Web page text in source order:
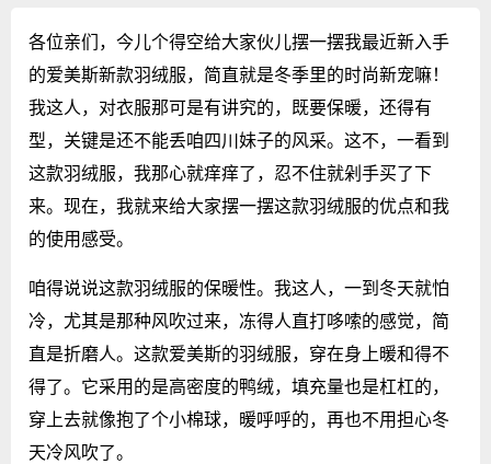
各位亲们，今儿个得空给大家伙儿摆一摆我最近新入手
的爱美斯新款羽绒服，简直就是冬季里的时尚新宠嘛！
我这人，对衣服那可是有讲究的，既要保暖，还得有
型，关键是还不能丢咱四川妹子的风采。这不，一看到
这款羽绒服，我那心就痒痒了，忍不住就剁手买了下
来。现在，我就来给大家摆一摆这款羽绒服的优点和我
的使用感受。
咱得说说这款羽绒服的保暖性。我这人，一到冬天就怕
冷，尤其是那种风吹过来，冻得人直打哆嗦的感觉，简
直是折磨人。这款爱美斯的羽绒服，穿在身上暖和得不
得了。它采用的是高密度的鸭绒，填充量也是杠杠的，
穿上去就像抱了个小棉球，暖呼呼的，再也不用担心冬
天冷风吹了。